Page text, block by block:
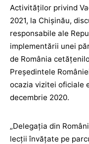
Activităților privind
2021, la Chișinău,
responsabile ale
implementării unei
de România
Președintele
ocazia vizitei oficiale
decembrie 2020.
„Delegația din
lecții învățate pe